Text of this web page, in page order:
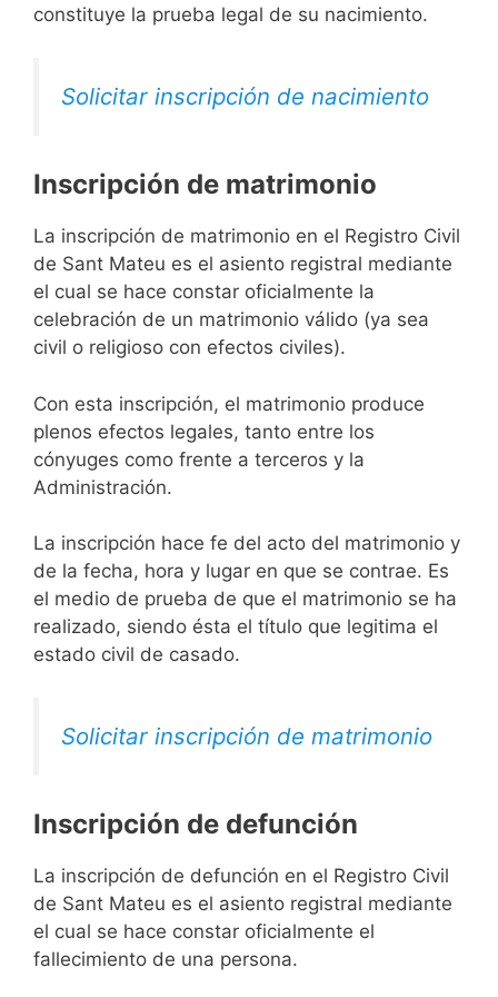
constituye la prueba legal de su nacimiento.
Solicitar inscripción de nacimiento
Inscripción de matrimonio
La inscripción de matrimonio en el Registro Civil
de Sant Mateu es el asiento registral mediante
el cual se hace constar oficialmente la
celebración de un matrimonio válido (ya sea
civil o religioso con efectos civiles).
Con esta inscripción, el matrimonio produce
plenos efectos legales, tanto entre los
cónyuges como frente a terceros y la
Administración.
La inscripción hace fe del acto del matrimonio y
de la fecha, hora y lugar en que se contrae. Es
el medio de prueba de que el matrimonio se ha
realizado, siendo ésta el título que legitima el
estado civil de casado.
Solicitar inscripción de matrimonio
Inscripción de defunción
La inscripción de defunción en el Registro Civil
de Sant Mateu es el asiento registral mediante
el cual se hace constar oficialmente el
fallecimiento de una persona.